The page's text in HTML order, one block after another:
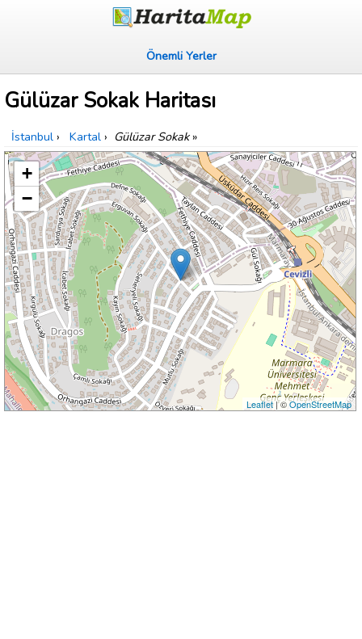
Önemli Yerler
Gülüzar Sokak Haritası
İstanbul › Kartal › Gülüzar Sokak»
+
−
Leaflet| ©OpenStreetMap